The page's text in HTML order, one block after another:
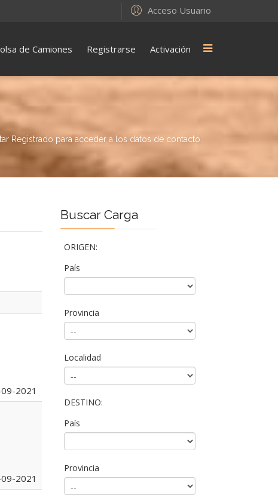
Acceso Usuario
de Camiones Registrarse Activación
Registrado para acceder a los datos de contacto.
2021
2021
Buscar Carga
ORIGEN:
País
Provincia
Localidad
DESTINO:
País
Provincia